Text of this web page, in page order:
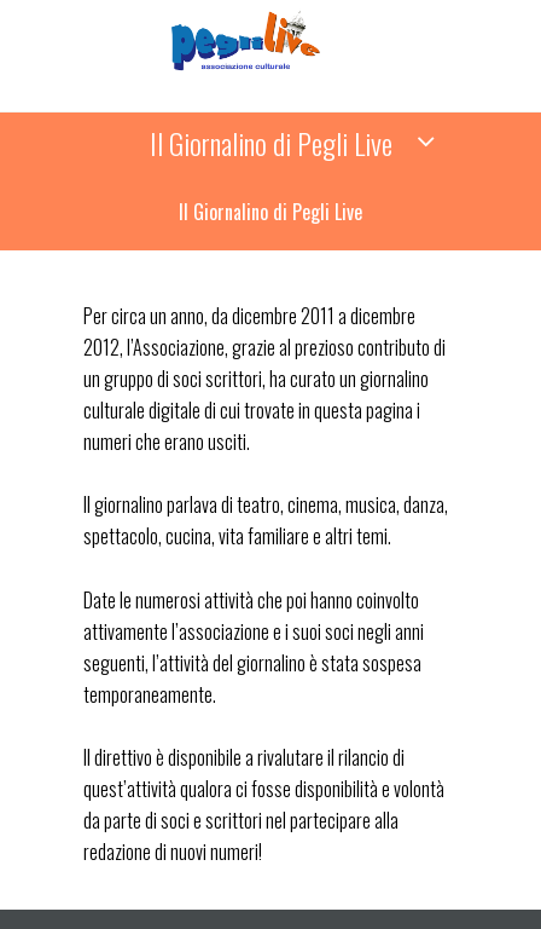
Il Giornalino di Pegli Live
Il Giornalino di Pegli Live
Per circa un anno, da dicembre 2011 a dicembre
2012, l’Associazione, grazie al prezioso contributo di
un gruppo di soci scrittori, ha curato un giornalino
culturale digitale di cui trovate in questa pagina i
numeri che erano usciti.
Il giornalino parlava di teatro, cinema, musica, danza,
spettacolo, cucina, vita familiare e altri temi.
Date le numerosi attività che poi hanno coinvolto
attivamente l’associazione e i suoi soci negli anni
seguenti, l’attività del giornalino è stata sospesa
temporaneamente.
Il direttivo è disponibile a rivalutare il rilancio di
quest’attività qualora ci fosse disponibilità e volontà
da parte di soci e scrittori nel partecipare alla
redazione di nuovi numeri!